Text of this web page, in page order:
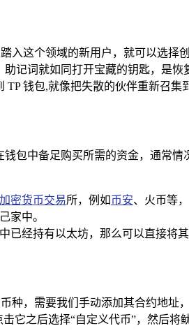
入这个领域的新用户，就可以选
记词就如同打开宝藏的钥匙，是
钱包,就像把失散的伙伴重新召集
包中备足购买所需的资金，通常
加密货币交易所，例如币安、火币等
家中。
已经持有以太坊，那么可以直接将
种，需要我们手动添加其合约地
它之后选择“自定义代币”，然后